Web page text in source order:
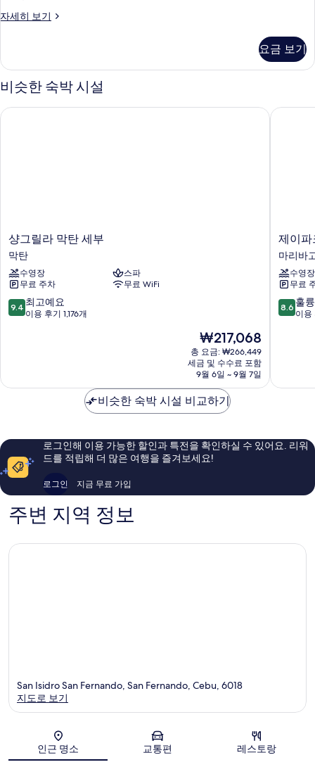
오
위
트
(Pool
Lagoon
기
자세히 보기
스
스
튜
디
스
기
요금 보기
비슷한 숙박 시설
샹
그
릴
라
막
탄
세
샹그릴라 막탄 세부
막탄
수영장
스파
무료 주차
무료 WiFi
10
점
최
이
후
기
9.4 최고예요
이용 후기 1,176개
현
재
요
금
₩217,068
₩217,068
총 요금: ₩266,449
세금 및 수수료 포함
9월 6일 ~ 9월 7일
샹그릴라 막탄 세부
제
이
파
크
아
일
랜
워
마
리
제이파
마리바
수영장
무료
10
점
훌
이
용
8.6 훌
이용
제이파
비슷한 숙박 시설 비교하기
로그인해 이용 가능한 할인과 특전을 확인하실 수 있어요. 리워
드를 적립해 더 많은 여행을 즐겨보세요!
로그인 지금 무료 가입
주변 지역 정보
지도
San Isidro San Fernando, San Fernando, Cebu, 6018
지도로 보기
인근 명소 교통편 레스토랑